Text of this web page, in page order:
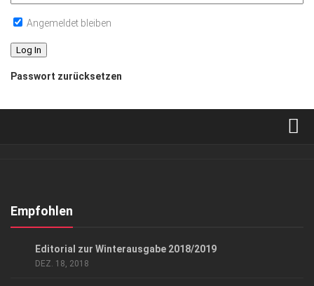
Angemeldet bleiben
Passwort zurücksetzen
Kontakt, Impressum
Empfohlen
Editorial zur Winterausgabe 2018/2019
DEZ. 18, 2018